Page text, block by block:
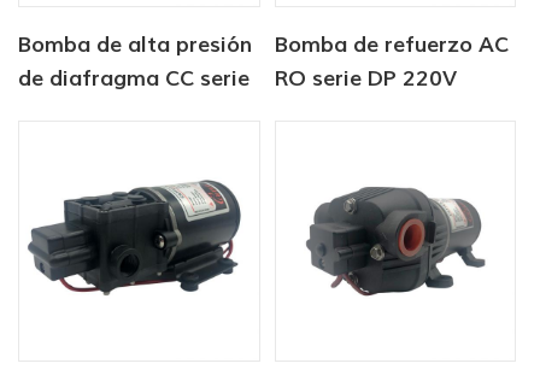
Bomba de alta presión
de diafragma CC serie
Bomba de refuerzo AC
RO serie DP 220V